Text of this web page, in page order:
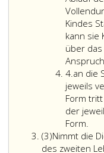
Kindes
kann sie
über
4.Ziffer
4
an die
jeweils
Form
der
Form.
(3)Absatz
3
Nimmt die
des zweiten